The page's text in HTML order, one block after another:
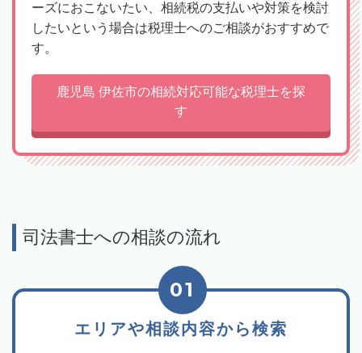
ーズにおこないたい、相続税の支払いや対策を検討
したいという場合は税理士へのご相談がおすすめで
す。
鹿児島 伊佐市の相続対応可能な税理士を探
す
司法書士への相談の流れ
エリアや相談内容から検索
01